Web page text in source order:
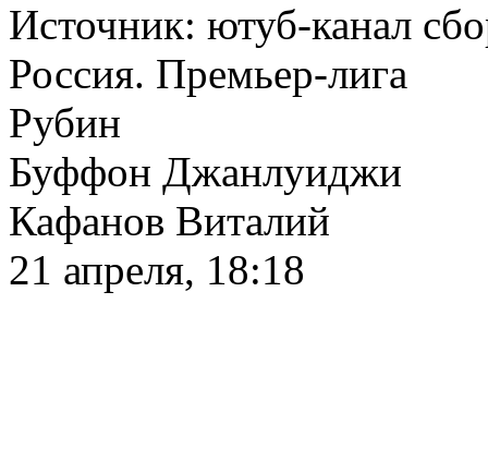
Источник: ютуб-канал
Россия. Премьер-лига
Рубин
Буффон Джанлуиджи
Кафанов Виталий
21 апреля, 18:18